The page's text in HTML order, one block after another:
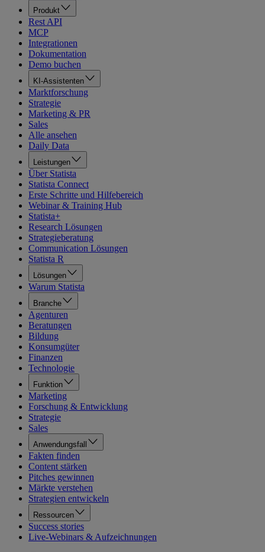
Produkt
Rest API
MCP
Integrationen
Dokumentation
Demo buchen
KI-Assistenten
Marktforschung
Strategie
Marketing & PR
Sales
Alle ansehen
Daily Data
Leistungen
Über Statista
Statista Connect
Erste Schritte und Hilfebereich
Webinar & Training Hub
Statista+
Research Lösungen
Strategieberatung
Communication Lösungen
Statista R
Lösungen
Warum Statista
Branche
Agenturen
Beratungen
Bildung
Konsumgüter
Finanzen
Technologie
Funktion
Marketing
Forschung & Entwicklung
Strategie
Sales
Anwendungsfall
Fakten finden
Content stärken
Pitches gewinnen
Märkte verstehen
Strategien entwickeln
Ressourcen
Success stories
Live-Webinars & Aufzeichnungen